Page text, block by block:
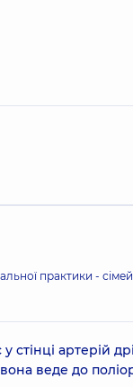
практики -
артерій
веде до